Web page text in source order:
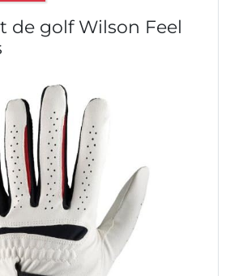
de golf Wilson Feel